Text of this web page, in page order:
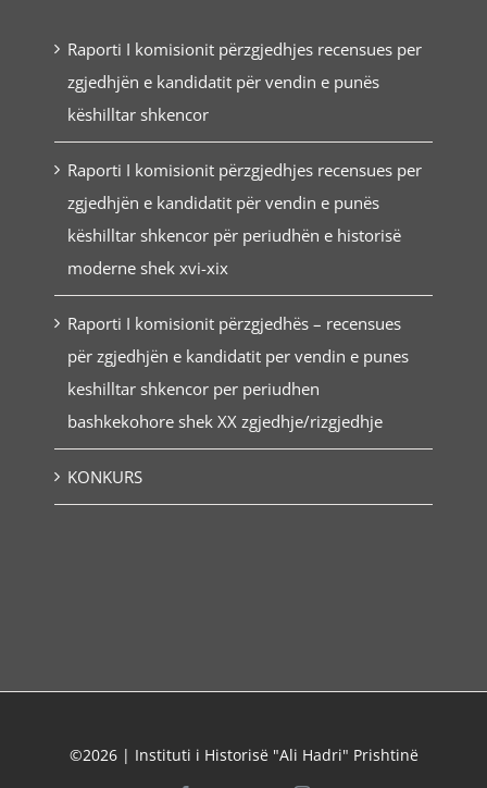
Raporti I komisionit përzgjedhjes recensues per
zgjedhjën e kandidatit për vendin e punës
këshilltar shkencor
Raporti I komisionit përzgjedhjes recensues per
zgjedhjën e kandidatit për vendin e punës
këshilltar shkencor për periudhën e historisë
moderne shek xvi-xix
Raporti I komisionit përzgjedhës – recensues
për zgjedhjën e kandidatit per vendin e punes
keshilltar shkencor per periudhen
bashkekohore shek XX zgjedhje/rizgjedhje
KONKURS
©2026 | Instituti i Historisë "Ali Hadri" Prishtinë